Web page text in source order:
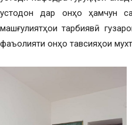
устодон дар онҳо ҳамчун
машғулиятҳои тарбиявӣ
фаъолияти онҳо тавсияҳои